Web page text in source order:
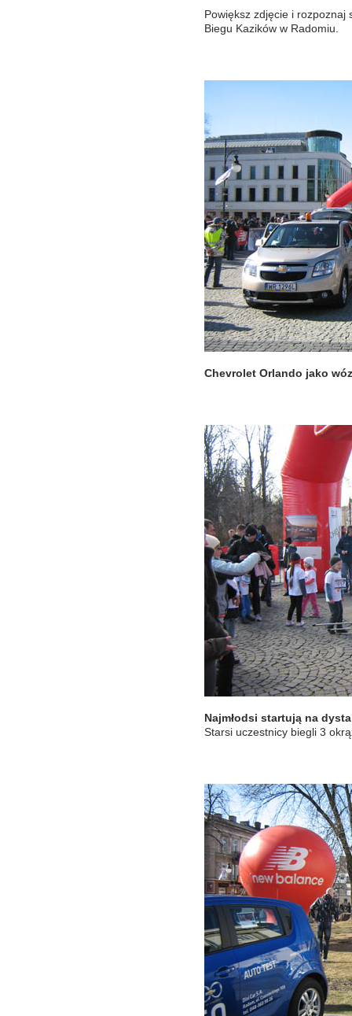
Powiększ zdjęcie i rozpoznaj
Biegu Kazików w Radomiu.
Chevrolet Orlando jako
Najmłodsi startują na
Starsi uczestnicy biegli 3